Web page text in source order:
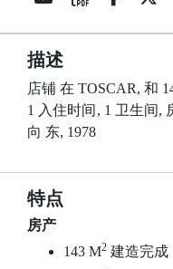
描述
店铺 在 TOSCAR, 和
1 入住时间, 1 卫生间,
向 东, 1978
特点
房产
143 M2 建造完成